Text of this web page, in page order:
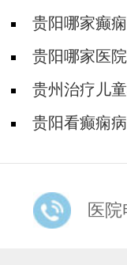
对身体有影响吗
贵阳哪家癫
解吗?贵阳哪家医
身体有什么危害
贵州治疗儿
羊儿疯好?
贵阳看癫痫
医院